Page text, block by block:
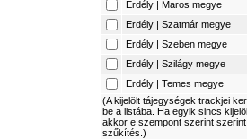
Erdély | Maros megye
Erdély | Szatmár megye
Erdély | Szeben megye
Erdély | Szilágy megye
Erdély | Temes megye
(A kijelölt tájegységek trackjei
be a listába. Ha egyik sincs
akkor e szempont szerint
szűkítés.)